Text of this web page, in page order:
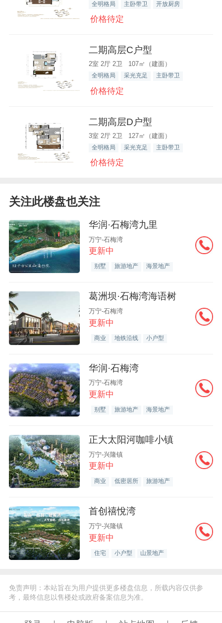
全明格局 主卧带卫 开放厨房
价格待定
二期高层C户型
2室 2厅 2卫 107㎡（建面）
全明格局 采光充足 主卧带卫
价格待定
二期高层D户型
3室 2厅 2卫 127㎡（建面）
全明格局 采光充足 主卧带卫
价格待定
关注此楼盘也关注
华润·石梅湾九里
万宁-石梅湾
更新中
别墅 旅游地产 海景地产
葛洲坝·石梅湾海语树
万宁-石梅湾
更新中
商业 地铁沿线 小户型
华润·石梅湾
万宁-石梅湾
更新中
别墅 旅游地产 海景地产
正大太阳河咖啡小镇
万宁-兴隆镇
更新中
商业 低密居所 旅游地产
首创禧悅湾
万宁-兴隆镇
更新中
住宅 小户型 山景地产
免责声明：本站旨在为用户提供更多楼盘信息，所载内容仅供参
考，最终信息以售楼处或政府备案信息为准。